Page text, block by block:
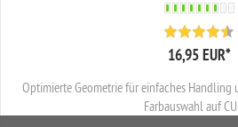
16,95 EUR*
Optimierte Geometrie für einfaches Handling
Farbauswahl auf